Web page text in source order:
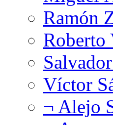
Ramón
Roberto
Víctor
¬ Alejo